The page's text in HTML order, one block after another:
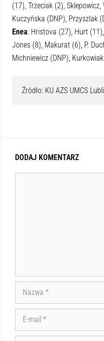
(17), Trzeciak (2),
Kuczyńska (DNP), Przyszlak
Enea: Hristova (27), Hurt
Jones (8), Makurat (6), P.
Michniewicz (DNP),
Źródło: KU AZS UMCS
DODAJ KOMENTARZ